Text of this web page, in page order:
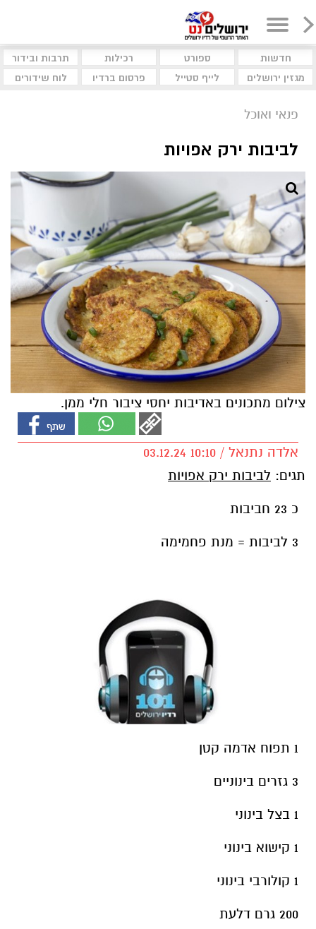
חדשות ספורט רכילות
תרבות ובידור
מגזין ירושלים
לייף סטייל פרסום ברדיו לוח שידורים
פנאי ואוכל
לביבות ירק אפויות
צילום מתכונים באדיבות יחסי ציבור חלי ממן.
אלדה נתנאל / 10:10 03.12.24
תגים: לביבות ירק אפויות
כ 23 חביבות
3 לביבות = מנת פחמימה
1 תפוח אדמה קטן
3 גזרים בינוניים
1 בצל בינוני
1 קישוא בינוני
1 קולורבי בינוני
200 גרם דלעת